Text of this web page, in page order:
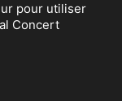
pour utiliser
Concert